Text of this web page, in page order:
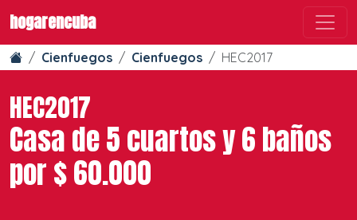
hogarencuba
Cienfuegos Cienfuegos HEC2017
HEC2017
Casa de 5 cuartos y 6 baños
por $ 60.000